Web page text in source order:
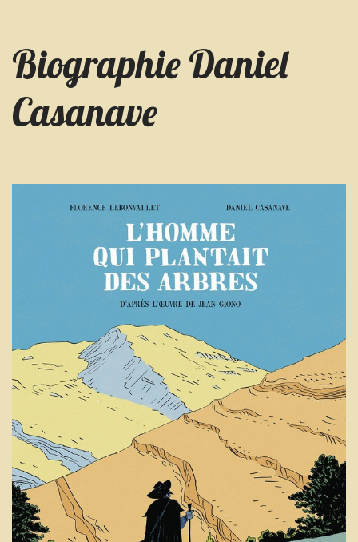
Biographie Daniel
Casanave